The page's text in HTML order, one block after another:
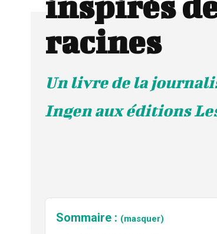
racines
Un livre de la
Ingen aux éditions
Sommaire : (masquer)